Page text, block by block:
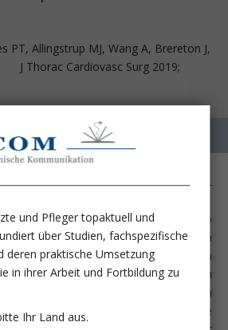
PT, Allingstrup MJ, Wang A, Brereton J,
Cardiovasc Surg 2019;
überraschende Frage, ob
Effekt auf die Niere entfalten
Tatsache, dass die Nierenfunktion
nicht konstant ist, sondern sich je nach
Substanzen, die ausgeschieden
Quantitativ am wichtigsten für diese
und Pfleger topaktuell und
über Studien, fachspezifische
deren praktische Umsetzung
in ihrer Arbeit und Fortbildung zu
Ihr Land aus.